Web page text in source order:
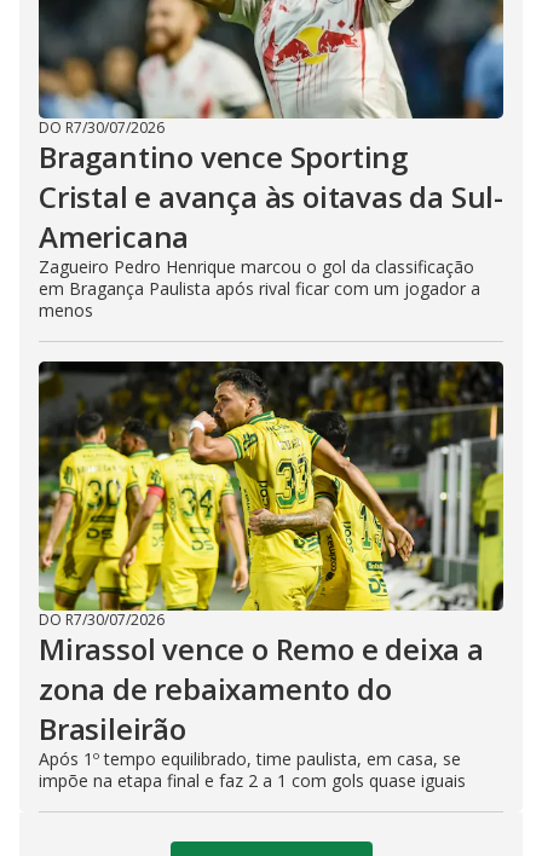
DO R7/30/07/2026
Bragantino vence Sporting
Cristal e avança às oitavas da Sul-
Americana
Zagueiro Pedro Henrique marcou o gol da classificação
em Bragança Paulista após rival ficar com um jogador a
menos
DO R7/30/07/2026
Mirassol vence o Remo e deixa a
zona de rebaixamento do
Brasileirão
Após 1º tempo equilibrado, time paulista, em casa, se
impõe na etapa final e faz 2 a 1 com gols quase iguais